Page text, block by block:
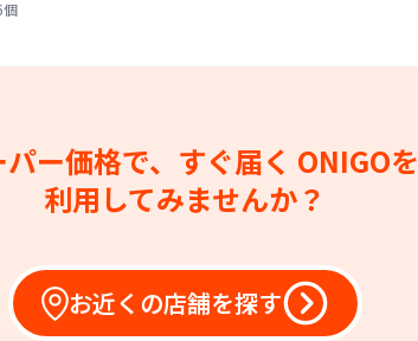
個
パー価格で、すぐ届く ONIGOを
利用してみませんか？
お近くの店舗を探す